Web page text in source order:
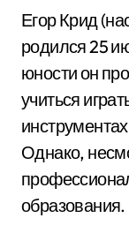
Егор Крид
родился 25
юности он
учиться
Однако,
образования.